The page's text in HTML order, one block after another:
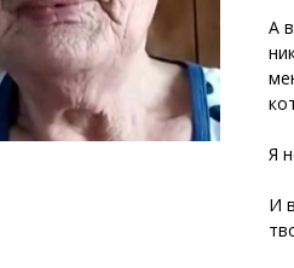
А
Я
И